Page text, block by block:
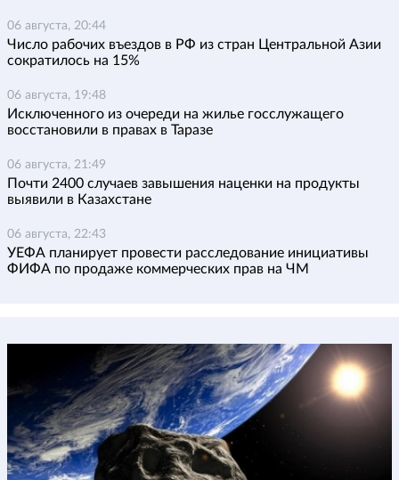
06 августа, 20:44
Число рабочих въездов в РФ из стран Центральной Азии
сократилось на 15%
06 августа, 19:48
Исключенного из очереди на жилье госслужащего
восстановили в правах в Таразе
06 августа, 21:49
Почти 2400 случаев завышения наценки на продукты
выявили в Казахстане
06 августа, 22:43
УЕФА планирует провести расследование инициативы
ФИФА по продаже коммерческих прав на ЧМ